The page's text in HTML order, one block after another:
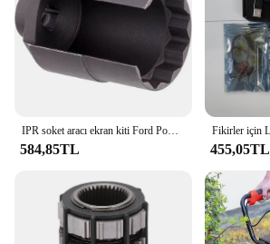
IPR soket aracı ekran kiti Ford Powerstroke 6.0L F-250 F-350 süper görev gezisi E-350-değiştirir 3C3Z9H529A, 904-415
584,85TL 455,05TL